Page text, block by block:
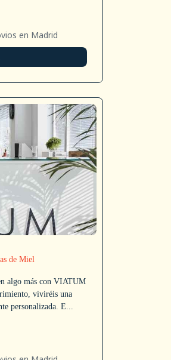
en Madrid
de Miel
algo más con VIATUM
viviréis una
personalizada. E...